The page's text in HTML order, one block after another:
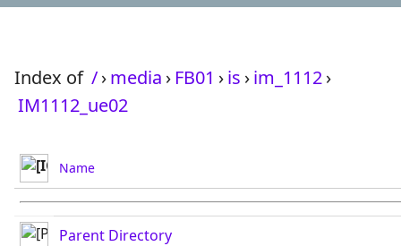
Index of /›media › FB01 ›is ›im_1112›
IM1112_ue02
Name
Parent Directory